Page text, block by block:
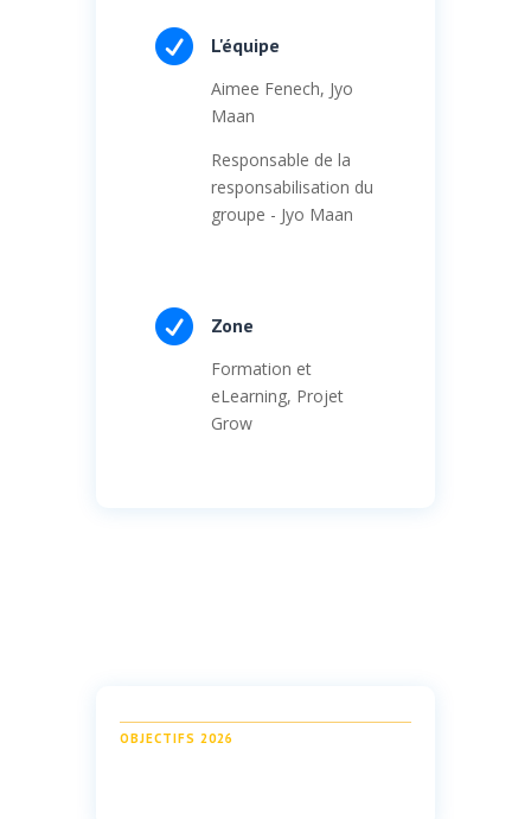
 L'équipe
Aimee Fenech, Jyo
Maan
Responsable de la
responsabilisation du
groupe - Jyo Maan
 Zone
Formation et
eLearning, Projet
Grow
OBJECTIFS 2026